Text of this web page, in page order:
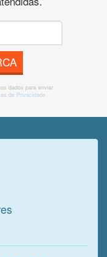
dados para enviar
de Privacidade.